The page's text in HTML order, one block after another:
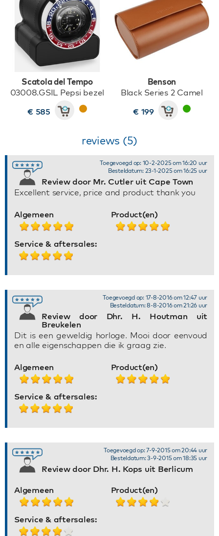
Scatola del Tempo
03008.GSIL Pepsi bezel
€ 585
Benson
Black Series 2 Camel
€ 199
reviews (5)
Review door Mr. Cutler uit Cape Town
Toegevoegd op: 10-2-2025 om 16:20 uur
Besteldatum: 23-1-2025 om 16:25 uur
Excellent service, price and product thank you
Algemeen Product(en)
Service & aftersales:
Review door Dhr. H. Houtman uit
Breukelen
Toegevoegd op: 17-8-2016 om 12:47 uur
Besteldatum: 8-8-2016 om 21:26 uur
Dit is een geweldig horloge. Mooi door eenvoud
en alle eigenschappen die ik graag zie.
Algemeen Product(en)
Service & aftersales:
Review door Dhr. H. Kops uit Berlicum
Toegevoegd op: 7-9-2015 om 20:44 uur
Besteldatum: 3-9-2015 om 18:35 uur
Algemeen Product(en)
Service & aftersales: